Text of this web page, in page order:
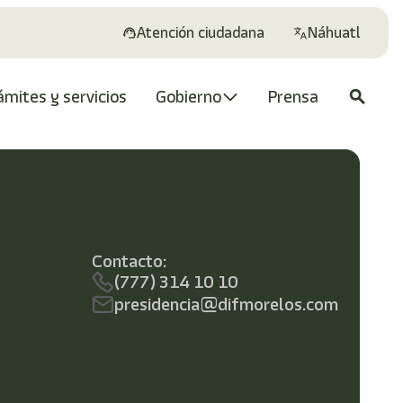
Atención ciudadana Náhuatl
y servicios Gobierno Prensa search
Contacto:
(777) 314 10 10
presidencia@difmorelos.com